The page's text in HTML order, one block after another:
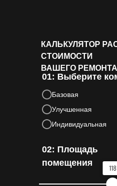
КАЛЬКУЛЯТОР
СТОИМОСТИ
ВАШЕГО РЕМОНТА
01: Выберите
02: Площадь
помещения
118
Базовая
Улучшенная
Индивидуальная